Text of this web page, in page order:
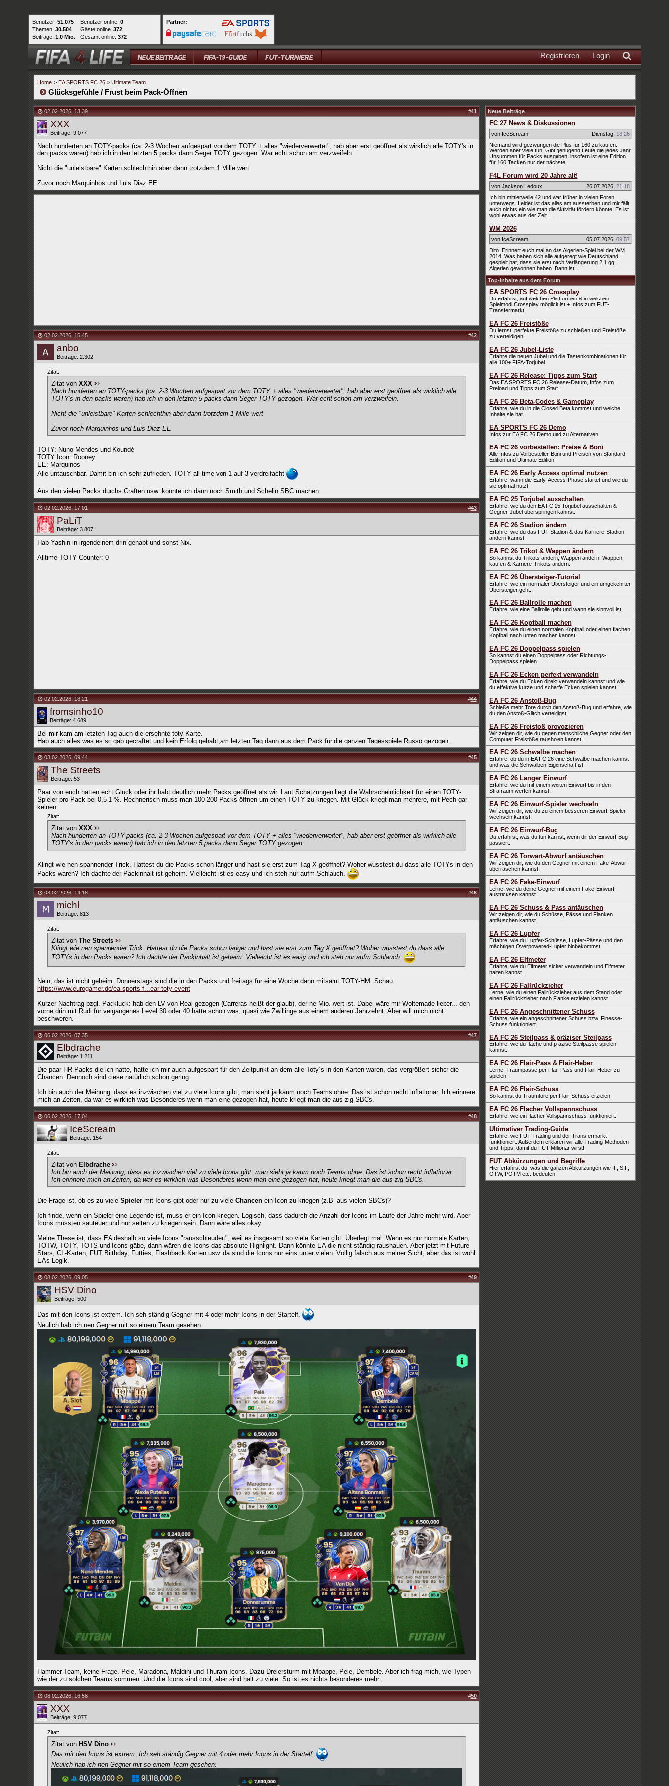
Benutzer: 51.075
Themen: 30.504
Beiträge: 1,0 Mio.
Benutzer online: 0
Gäste online: 372
Gesamt online: 372
Partner:
Login
Registrieren
Home > EA SPORTS FC 26 > Ultimate Team
Glücksgefühle / Frust beim Pack-Öffnen
02.02.2026,13:39 #41
XXX
Beiträge: 9.077
Nach hunderten an TOTY-packs (ca. 2-3 Wochen aufgespart vor dem TOTY + alles "wiederverwertet", hab aber erst geöffnet als wirklich alle TOTY's in
den packs waren) hab ich in den letzten 5 packs dann Seger TOTY gezogen. War echt schon am verzweifeln.
Nicht die "unleistbare" Karten schlechthin aber dann trotzdem 1 Mille wert
Zuvor noch Marquinhos und Luis Diaz EE
02.02.2026,15:45 #42
anbo
Beiträge: 2.302
Zitat:
Zitat von XXX
Nach hunderten an TOTY-packs (ca. 2-3 Wochen aufgespart vor dem TOTY + alles "wiederverwertet", hab aber erst geöffnet als wirklich alle
TOTY's in den packs waren) hab ich in den letzten 5 packs dann Seger TOTY gezogen. War echt schon am verzweifeln.
Nicht die "unleistbare" Karten schlechthin aber dann trotzdem 1 Mille wert
Zuvor noch Marquinhos und Luis Diaz EE
TOTY: Nuno Mendes und Koundé
TOTY Icon: Rooney
EE: Marquinos
Alle untauschbar. Damit bin ich sehr zufrieden. TOTY all time von 1 auf 3 verdreifacht
Aus den vielen Packs durchs Craften usw. konnte ich dann noch Smith und Schelin SBC machen.
02.02.2026,17:01 #43
PaLiT
Beiträge: 3.807
Hab Yashin in irgendeinem drin gehabt und sonst Nix.
Alltime TOTY Counter: 0
02.02.2026,18:21 #44
fromsinho10
Beiträge: 4.689
Bei mir kam am letzten Tag auch die ersehnte toty Karte.
Hab auch alles was es so gab gecraftet und kein Erfolg gehabt,am letzten Tag dann aus dem Pack für die ganzen Tagesspiele Russo gezogen...
03.02.2026,09:44 #45
The Streets
Beiträge: 53
Paar von euch hatten echt Glück oder ihr habt deutlich mehr Packs geöffnet als wir. Laut Schätzungen liegt die Wahrscheinlichkeit für einen TOTY-
Spieler pro Pack bei 0,5-1 %. Rechnerisch muss man 100-200 Packs öffnen um einen TOTY zu kriegen. Mit Glück kriegt man mehrere, mit Pech gar
keinen.
Zitat:
Zitat von XXX
Nach hunderten an TOTY-packs (ca. 2-3 Wochen aufgespart vor dem TOTY + alles "wiederverwertet", hab aber erst geöffnet als wirklich alle
TOTY's in den packs waren) hab ich in den letzten 5 packs dann Seger TOTY gezogen.
Klingt wie nen spannender Trick. Hattest du die Packs schon länger und hast sie erst zum Tag X geöffnet? Woher wusstest du dass alle TOTYs in den
Packs waren? Ich dachte der Packinhalt ist geheim. Vielleicht ist es easy und ich steh nur aufm Schlauch.
03.02.2026,14:18 #46
michl
Beiträge: 813
Zitat:
Zitat von The Streets
Klingt wie nen spannender Trick. Hattest du die Packs schon länger und hast sie erst zum Tag X geöffnet? Woher wusstest du dass alle
TOTYs in den Packs waren? Ich dachte der Packinhalt ist geheim. Vielleicht ist es easy und ich steh nur aufm Schlauch.
Nein, das ist nicht geheim. Donnerstags sind die in den Packs und freitags für eine Woche dann mitsamt TOTY-HM. Schau:
https://www.eurogamer.de/ea-sports-f...ear-toty-event
Kurzer Nachtrag bzgl. Packluck: hab den LV von Real gezogen (Carreras heißt der glaub), der ne Mio. wert ist. Dabei wäre mir Woltemade lieber... den
vorne drin mit Rudi für vergangenes Level 30 oder 40 hätte schon was, quasi wie Zwillinge aus einem anderen Jahrzehnt. Aber will mich nicht
beschweren.
06.02.2026,07:35 #47
Elbdrache
Beiträge: 1.211
Die paar HR Packs die ich hatte, hatte ich mir auch aufgespart für den Zeitpunkt an dem alle Toty´s in den Karten waren, das vergrößert sicher die
Chancen. Dennoch sind diese natürlich schon gering.
Ich bin auch der Meinung, dass es inzwischen viel zu viele Icons gibt, man sieht ja kaum noch Teams ohne. Das ist schon recht inflationär. Ich erinnere
mich an Zeiten, da war es wirklich was Besonderes wenn man eine gezogen hat, heute kriegt man die aus zig SBCs.
06.02.2026,17:04 #48
IceScream
Beiträge: 154
Zitat:
Zitat von Elbdrache
Ich bin auch der Meinung, dass es inzwischen viel zu viele Icons gibt, man sieht ja kaum noch Teams ohne. Das ist schon recht inflationär.
Ich erinnere mich an Zeiten, da war es wirklich was Besonderes wenn man eine gezogen hat, heute kriegt man die aus zig SBCs.
Die Frage ist, ob es zu viele Spieler mit Icons gibt oder nur zu viele Chancen ein Icon zu kriegen (z.B. aus vielen SBCs)?
Ich finde, wenn ein Spieler eine Legende ist, muss er ein Icon kriegen. Logisch, dass dadurch die Anzahl der Icons im Laufe der Jahre mehr wird. Aber
Icons müssten sauteuer und nur selten zu kriegen sein. Dann wäre alles okay.
Meine These ist, dass EA deshalb so viele Icons "rausschleudert", weil es insgesamt so viele Karten gibt. Überlegt mal: Wenn es nur normale Karten,
TOTW, TOTY, TOTS und Icons gäbe, dann wären die Icons das absolute Highlight. Dann könnte EA die nicht ständig raushauen. Aber jetzt mit Future
Stars, CL-Karten, FUT Birthday, Futties, Flashback Karten usw. da sind die Icons nur eins unter vielen. Völlig falsch aus meiner Sicht, aber das ist wohl
EAs Logik.
08.02.2026,09:05 #49
HSV Dino
Beiträge: 500
Das mit den Icons ist extrem. Ich seh ständig Gegner mit 4 oder mehr Icons in der Startelf.
Neulich hab ich nen Gegner mit so einem Team gesehen:
Hammer-Team, keine Frage. Pele, Maradona, Maldini und Thuram Icons. Dazu Dreiersturm mit Mbappe, Pele, Dembele. Aber ich frag mich, wie Typen
wie der zu solchen Teams kommen. Und die Icons sind cool, aber sind halt zu viele. So ist es nichts besonderes mehr.
08.02.2026,16:58 #50
XXX
Beiträge: 9.077
Zitat:
Zitat von HSV Dino
Das mit den Icons ist extrem. Ich seh ständig Gegner mit 4 oder mehr Icons in der Startelf.
Neulich hab ich nen Gegner mit so einem Team gesehen:
Neue Beiträge
FC 27 News & Diskussionen
von IceScream Dienstag, 18:26
Niemand wird gezwungen die Plus für 160 zu kaufen.
Werden aber viele tun. Gibt genügend Leute die jedes Jahr
Unsummen für Packs ausgeben, insofern ist eine Edition
für 160 Tacken nur der nächste...
F4L Forum wird 20 Jahre alt!
von Jackson Ledoux 26.07.2026, 21:18
Ich bin mittlerweile 42 und war früher in vielen Foren
unterwegs. Leider ist das alles am aussterben und mir fällt
auch nichts ein wie man die Aktivität fördern könnte. Es ist
wohl etwas aus der Zeit...
WM 2026
von IceScream 05.07.2026, 09:57
Dito. Erinnert euch mal an das Algerien-Spiel bei der WM
2014. Was haben sich alle aufgeregt wie Deutschland
gespielt hat, dass sie erst nach Verlängerung 2:1 gg.
Algerien gewonnen haben. Dann ist...
Top-Inhalte aus dem Forum
EA SPORTS FC 26 Crossplay
Du erfährst, auf welchen Plattformen & in welchen
Spielmodi Crossplay möglich ist + Infos zum FUT-
Transfermarkt.
EA FC 26 Freistöße
Du lernst, perfekte Freistöße zu schießen und Freistöße
zu verteidigen.
EA FC 26 Jubel-Liste
Erfahre die neuen Jubel und die Tastenkombinationen für
alle 100+ FIFA-Torjubel.
EA FC 26 Release: Tipps zum Start
Das EA SPORTS FC 26 Release-Datum, Infos zum
Preload und Tipps zum Start.
EA FC 26 Beta-Codes & Gameplay
Erfahre, wie du in die Closed Beta kommst und welche
Inhalte sie hat.
EA SPORTS FC 26 Demo
Infos zur EA FC 26 Demo und zu Alternativen.
EA FC 26 vorbestellen: Preise & Boni
Alle Infos zu Vorbesteller-Boni und Preisen von Standard
Edition und Ultimate Edition.
EA FC 26 Early Access optimal nutzen
Erfahre, wann die Early-Access-Phase startet und wie du
sie optimal nutzt.
EA FC 25 Torjubel ausschalten
Erfahre, wie du den EA FC 25 Torjubel ausschalten &
Gegner-Jubel überspringen kannst.
EA FC 26 Stadion ändern
Erfahre, wie du das FUT-Stadion & das Karriere-Stadion
ändern kannst.
EA FC 26 Trikot & Wappen ändern
So kannst du Trikots ändern, Wappen ändern, Wappen
kaufen & Karriere-Trikots ändern.
EA FC 26 Übersteiger-Tutorial
Erfahre, wie ein normaler Übersteiger und ein umgekehrter
Übersteiger geht.
EA FC 26 Ballrolle machen
Erfahre, wie eine Ballrolle geht und wann sie sinnvoll ist.
EA FC 26 Kopfball machen
Erfahre, wie du einen normalen Kopfball oder einen flachen
Kopfball nach unten machen kannst.
EA FC 26 Doppelpass spielen
So kannst du einen Doppelpass oder Richtungs-
Doppelpass spielen.
EA FC 26 Ecken perfekt verwandeln
Erfahre, wie du Ecken direkt verwandeln kannst und wie
du effektive kurze und scharfe Ecken spielen kannst.
EA FC 26 Anstoß-Bug
Schieße mehr Tore durch den Anstoß-Bug und erfahre, wie
du den Anstoß-Glitch verteidigst.
EA FC 26 Freistoß provozieren
Wir zeigen dir, wie du gegen menschliche Gegner oder den
Computer Freistöße rausholen kannst.
EA FC 26 Schwalbe machen
Erfahre, ob du in EA FC 26 eine Schwalbe machen kannst
und was die Schwalben-Eigenschaft ist.
EA FC 26 Langer Einwurf
Erfahre, wie du mit einem weiten Einwurf bis in den
Strafraum werfen kannst.
EA FC 26 Einwurf-Spieler wechseln
Wir zeigen dir, wie du zu einem besseren Einwurf-Spieler
wechseln kannst.
EA FC 26 Einwurf-Bug
Du erfährst, was du tun kannst, wenn dir der Einwurf-Bug
passiert.
EA FC 26 Torwart-Abwurf antäuschen
Wir zeigen dir, wie du den Gegner mit einem Fake-Abwurf
überraschen kannst.
EA FC 26 Fake-Einwurf
Lerne, wie du deine Gegner mit einem Fake-Einwurf
austricksen kannst.
EA FC 26 Schuss & Pass antäuschen
Wir zeigen dir, wie du Schüsse, Pässe und Flanken
antäuschen kannst.
EA FC 26 Lupfer
Erfahre, wie du Lupfer-Schüsse, Lupfer-Pässe und den
mächtigen Overpowered-Lupfer hinbekommst.
EA FC 26 Elfmeter
Erfahre, wie du Elfmeter sicher verwandeln und Elfmeter
halten kannst.
EA FC 26 Fallrückzieher
Lerne, wie du einen Fallrückzieher aus dem Stand oder
einen Fallrückzieher nach Flanke erzielen kannst.
EA FC 26 Angeschnittener Schuss
Erfahre, wie ein angeschnittener Schuss bzw. Finesse-
Schuss funktioniert.
EA FC 26 Steilpass & präziser Steilpass
Erfahre, wie du flache und präzise Steilpässe spielen
kannst.
EA FC 26 Flair-Pass & Flair-Heber
Lerne, Traumpässe per Flair-Pass und Flair-Heber zu
spielen.
EA FC 26 Flair-Schuss
So kannst du Traumtore per Flair-Schuss erzielen.
EA FC 26 Flacher Vollspannschuss
Erfahre, wie ein flacher Vollspannschuss funktioniert.
Ultimativer Trading-Guide
Erfahre, wie FUT-Trading und der Transfermarkt
funktioniert. Außerdem erklären wir alle Trading-Methoden
und Tipps, damit du FUT-Millionär wirst!
FUT Abkürzungen und Begriffe
Hier erfährst du, was die ganzen Abkürzungen wie IF, SIF,
OTW, POTM etc. bedeuten.